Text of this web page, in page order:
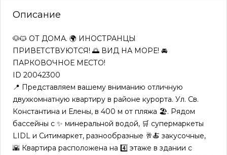
Описание
🐶🐱 ОТ ДОМА. 🌍 ИНОСТРАНЦЫ
ПРИВЕТСТВУЮТСЯ! 🌅 ВИД НА МОРЕ! 🚘
ПАРКОВОЧНОЕ МЕСТО!
ID 20042300
📍 Представляем вашему вниманию отличную
двухкомнатную квартиру в районе курорта. Ул. Св.
Константина и Елены, в 400 м от пляжа 🏖️. Рядом
бассейны с ✨ минеральной водой, 🛒 супермаркеты
LIDL и Ситимаркет, разнообразные 🥂🍝 закусочные,
🌇 Квартира расположена на 4️⃣ этаже в здании с